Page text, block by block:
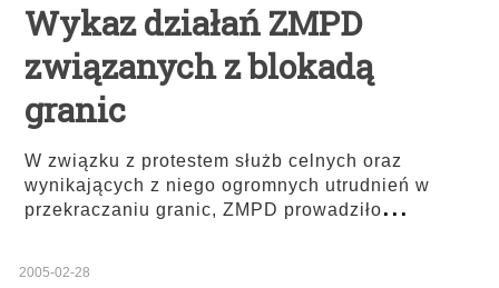
Wykaz działań ZMPD
związanych z blokadą
granic
W związku z protestem służb celnych oraz
wynikających z niego ogromnych utrudnień w
przekraczaniu granic, ZMPD prowadziło...
2005-02-28